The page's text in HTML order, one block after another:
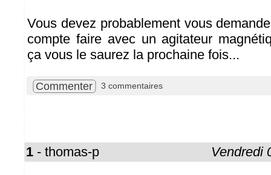
Vous devez probablement vous
compte faire avec un agitateur
ça vous le saurez la prochaine fois...
Commenter 3 commentaires
1 - thomas-p Vendredi